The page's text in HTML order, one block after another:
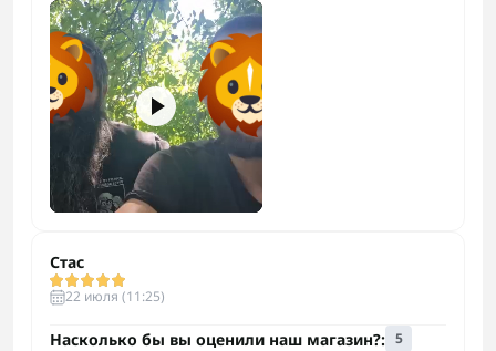
Стас
22 июля (11:25)
Насколько бы вы оценили наш магазин?: 5